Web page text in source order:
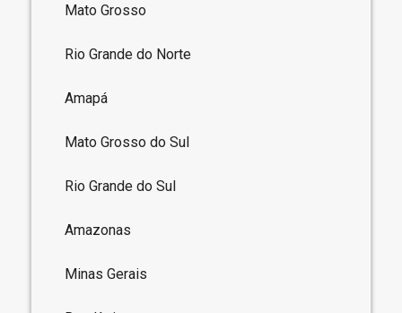
Mato Grosso
Rio Grande do Norte
Amapá
Mato Grosso do Sul
Rio Grande do Sul
Amazonas
Minas Gerais